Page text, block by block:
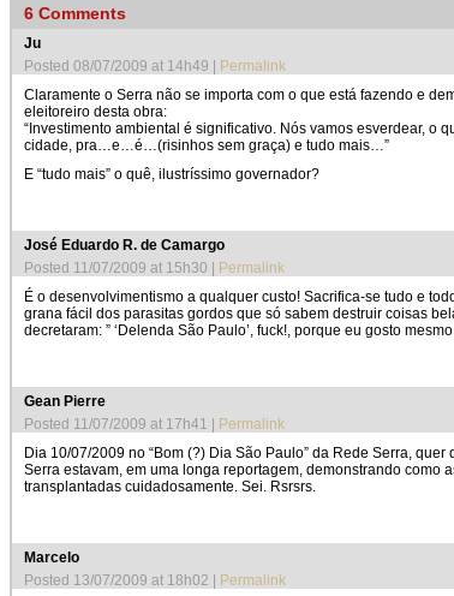
6 Comments
Ju
Posted 08/07/2009 at 14h49
Permalink
Claramente o Serra não se importa com o que está fazendo e
eleitoreiro desta obra:
“Investimento ambiental é significativo. Nós vamos esverdear, o
cidade, pra…e…é…(risinhos sem graça) e tudo mais…”
E “tudo mais” o quê, ilustríssimo governador?
José Eduardo R. de Camargo
Posted 11/07/2009 at 15h30
Permalink
É o desenvolvimentismo a qualquer custo! Sacrifica-se tudo e
grana fácil dos parasitas gordos que só sabem destruir coisas
decretaram: ” ‘Delenda São Paulo’, fuck!, porque eu gosto
Gean Pierre
Posted 11/07/2009 at 17h41
Permalink
Dia 10/07/2009 no “Bom (?) Dia São Paulo” da Rede Serra,
Serra estavam, em uma longa reportagem, demonstrando como
transplantadas cuidadosamente. Sei. Rsrsrs.
Marcelo
Posted 13/07/2009 at 18h02
Permalink